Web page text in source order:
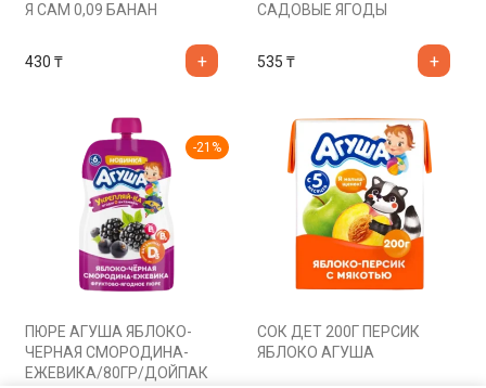
Я САМ 0,09 БАНАН
430 ₸
САДОВЫЕ ЯГОДЫ
535 ₸
-21 %
ПЮРЕ АГУША ЯБЛОКО-
ЧЕРНАЯ СМОРОДИНА-
ЕЖЕВИКА/80ГР/ДОЙПАК
СОК ДЕТ 200Г ПЕРСИК
ЯБЛОКО АГУША